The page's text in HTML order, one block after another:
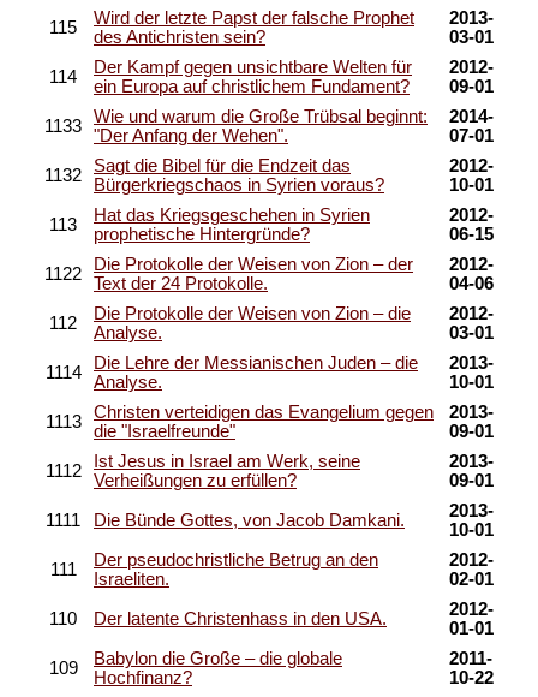
115
Wird der letzte Papst der falsche Prophet
des Antichristen sein?
2013-
03-01
114
Der Kampf gegen unsichtbare Welten für
ein Europa auf christlichem Fundament?
2012-
09-01
1133
Wie und warum die Große Trübsal beginnt:
"Der Anfang der Wehen".
2014-
07-01
1132
Sagt die Bibel für die Endzeit das
Bürgerkriegschaos in Syrien voraus?
2012-
10-01
113
Hat das Kriegsgeschehen in Syrien
prophetische Hintergründe?
2012-
06-15
1122
Die Protokolle der Weisen von Zion – der
Text der 24 Protokolle.
2012-
04-06
112
Die Protokolle der Weisen von Zion – die
Analyse.
2012-
03-01
1114
Die Lehre der Messianischen Juden – die
Analyse.
2013-
10-01
1113
Christen verteidigen das Evangelium gegen
die "Israelfreunde"
2013-
09-01
1112
Ist Jesus in Israel am Werk, seine
Verheißungen zu erfüllen?
2013-
09-01
1111 Die Bünde Gottes, von Jacob Damkani.
2013-
10-01
111
Der pseudochristliche Betrug an den
Israeliten.
2012-
02-01
110 Der latente Christenhass in den USA.
2012-
01-01
109
Babylon die Große – die globale
Hochfinanz?
2011-
10-22